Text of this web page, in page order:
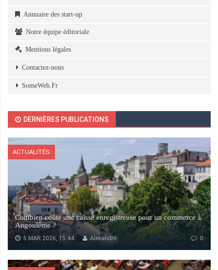
Annuaire des start-up
Notre équipe éditoriale
Mentions légales
Contactez-nous
SomeWeb.Fr
DERNIÈRES PUBLICATIONS
ACTUALITÉS
Combien coûte une caisse enregistreuse pour un commerce à
Angoulême ?
5 MAR 2026, 15:44 0
Alexandre